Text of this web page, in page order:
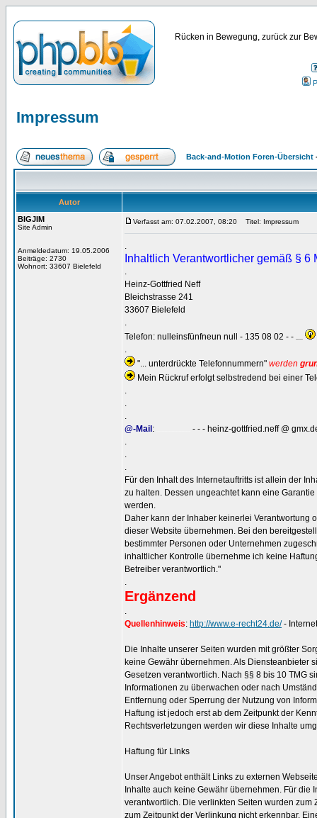
Rücken in Bewegung, zurück zur
Impressum
Back-and-Motion Foren-Übersicht
Autor
BIGJIM
Site Admin
Anmeldedatum: 19.05.2006
Beiträge: 2730
Wohnort: 33607 Bielefeld
Verfasst am: 07.02.2007, 08:20 Titel: Impressum
.
Inhaltlich Verantwortlicher gemäß § 6
.
Heinz-Gottfried Neff
Bleichstrasse 241
33607 Bielefeld
.
Telefon: nulleinsfünfneun null - 135 08 02 - -
.
"... unterdrückte Telefonnummern" werden
Mein Rückruf erfolgt selbstredend bei einer
.
.
.
@-Mail :
- - - heinz-gottfried.neff @
.
.
.
Für den Inhalt des Internetauftritts ist allein der
zu halten. Dessen ungeachtet kann eine
werden.
Daher kann der Inhaber keinerlei Verantwortung
dieser Website übernehmen. Bei den
bestimmter Personen oder Unternehmen
inhaltlicher Kontrolle übernehme ich keine
Betreiber verantwortlich."
.
Ergänzend
.
Quellenhinweis: http://www.e-recht24.de/-
Die Inhalte unserer Seiten wurden mit größter
keine Gewähr übernehmen. Als Diensteanbieter
Gesetzen verantwortlich. Nach §§ 8 bis 10 TMG
Informationen zu überwachen oder nach
Entfernung oder Sperrung der Nutzung von
Haftung ist jedoch erst ab dem Zeitpunkt der
Rechtsverletzungen werden wir diese Inhalte
Haftung für Links
Unser Angebot enthält Links zu externen
Inhalte auch keine Gewähr übernehmen. Für
verantwortlich. Die verlinkten Seiten wurden
zum Zeitpunkt der Verlinkung nicht erkennbar.